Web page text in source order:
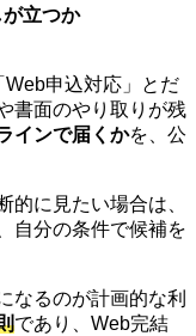
立つか
申込対応」とだ
書面のやり取りが残
インで届くかを、公
的に見たい場合は、
自分の条件で候補を
なるのが計画的な利
であり、Web完結